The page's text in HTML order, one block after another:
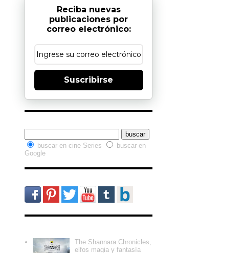
Reciba nuevas
publicaciones por
correo electrónico:
Suscribirse
buscar en cine Series
buscar en
Google
The Shannara Chronicles,
elfos magia y fantasía